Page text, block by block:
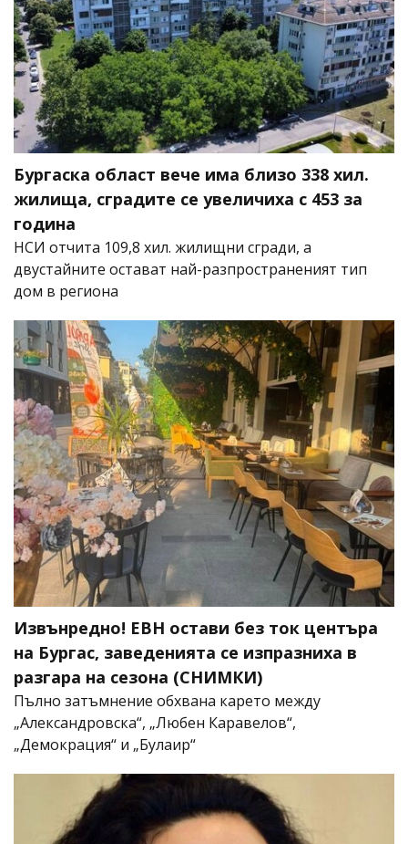
Бургаска област вече има близо 338 хил.
жилища, сградите се увеличиха с 453 за
година
НСИ отчита 109,8 хил. жилищни сгради, а
двустайните остават най-разпространеният тип
дом в региона
Извънредно! ЕВН остави без ток центъра
на Бургас, заведенията се изпразниха в
разгара на сезона (СНИМКИ)
Пълно затъмнение обхвана карето между
„Александровска“, „Любен Каравелов“,
„Демокрация“ и „Булаир“